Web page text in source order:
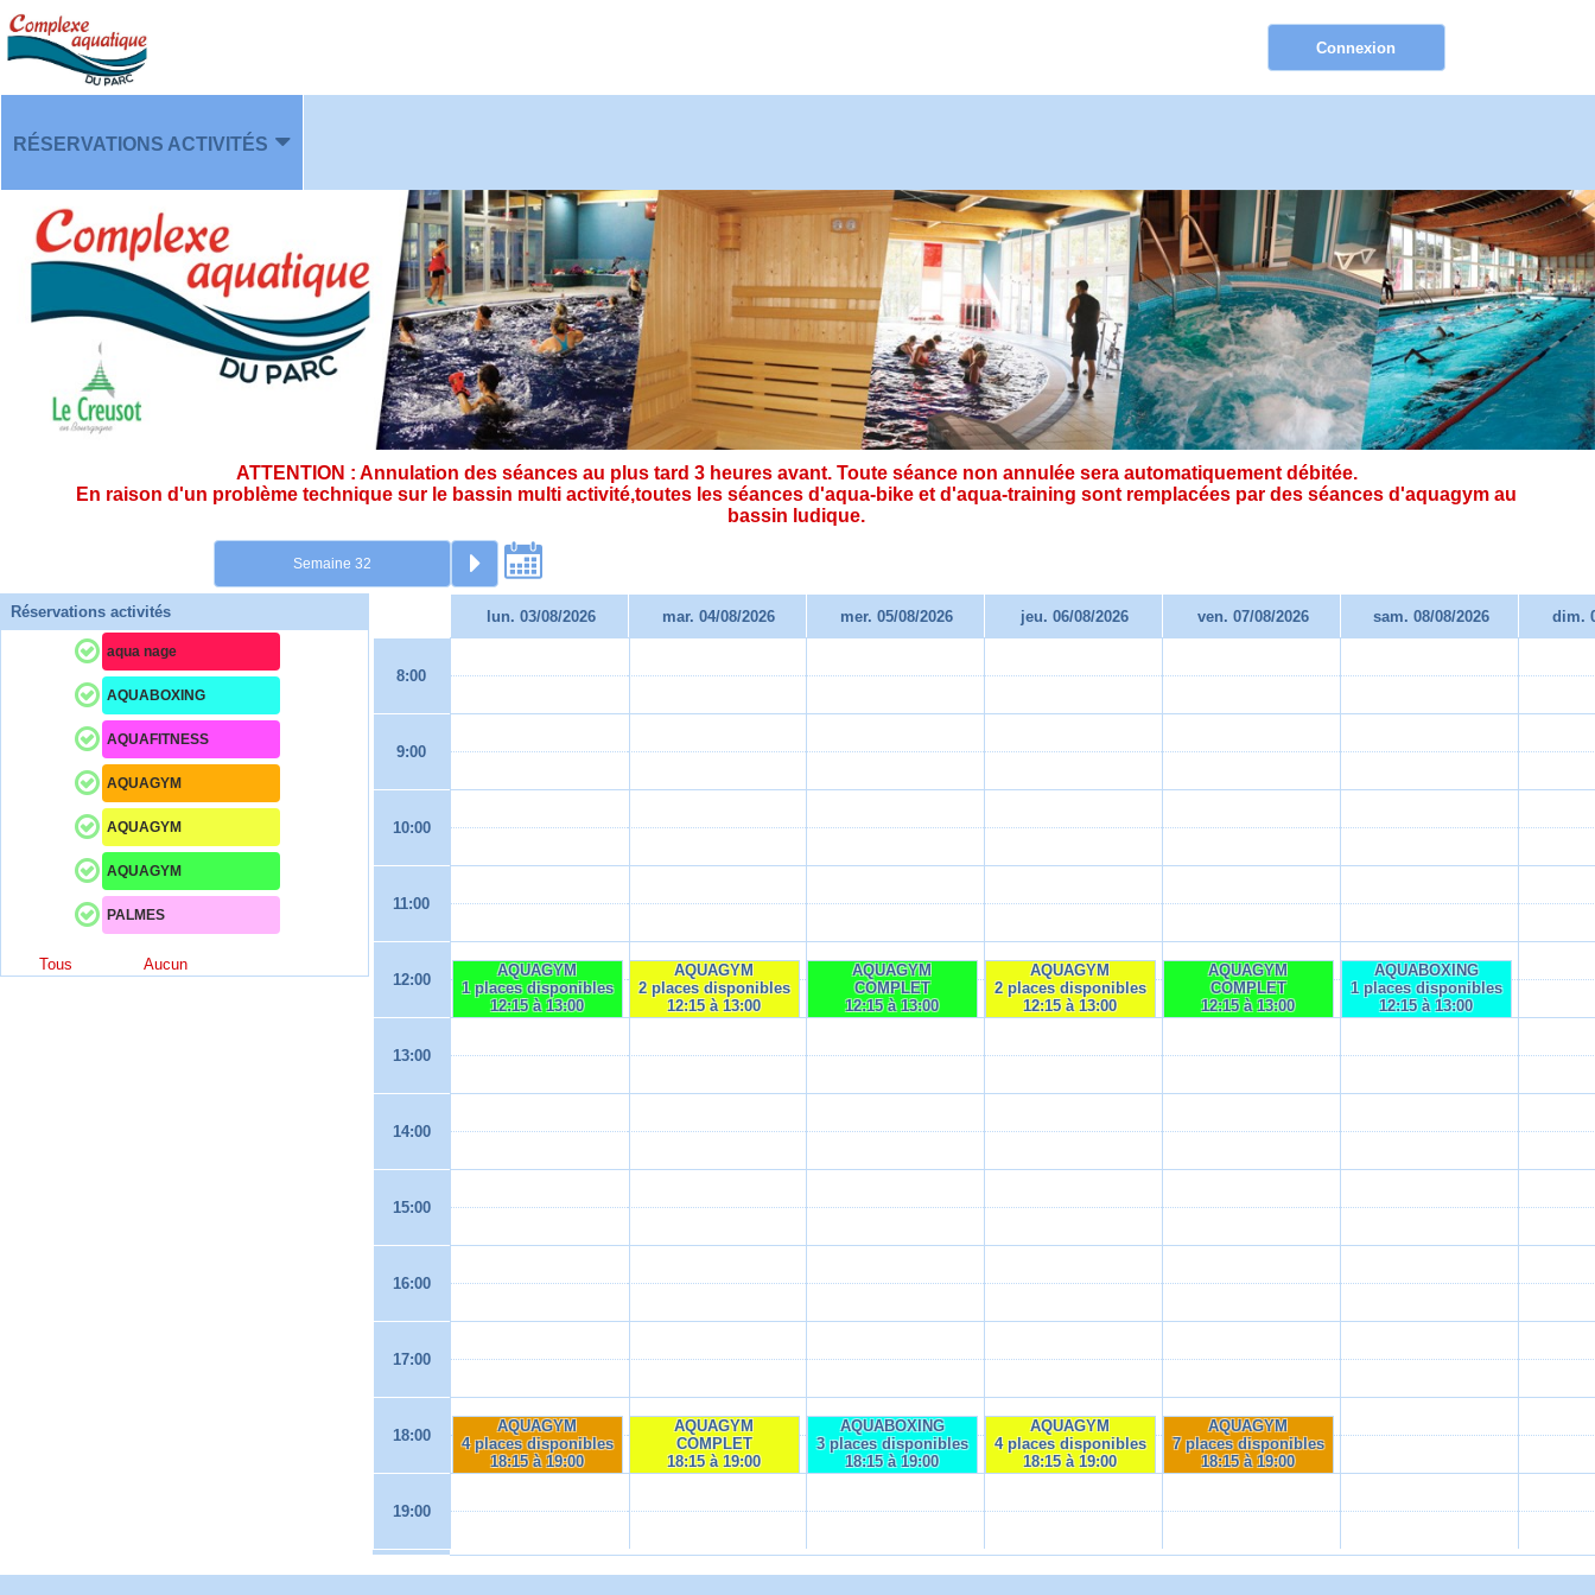
RÉSERVATIONS ACTIVITÉS
PLANNING
ATTENTION : Annulation des séances au plus tard 3 heures avant. Toute séance non annulée sera automatiquement débitée.
En raison d'un problème technique sur le bassin multi activité,toutes les séances d'aqua-bike et d'aqua-training sont remplacées par des séances d'aquagym au
bassin ludique.
Réservations activités
aqua nage
AQUABOXING
AQUAFITNESS
AQUAGYM
AQUAGYM
AQUAGYM
PALMES
Tous Aucun
lun. 03/08/2026 mar. 04/08/2026 mer. 05/08/2026 jeu. 06/08/2026 ven. 07/08/2026 sam. 08/08/2026 dim.
8:00
9:00
10:00
11:00
12:00
13:00
14:00
15:00
16:00
17:00
18:00
19:00
AQUAGYM
1 places disponibles
12:15 à 13:00
AQUAGYM
4 places disponibles
18:15 à 19:00
AQUAGYM
2 places disponibles
12:15 à 13:00
AQUAGYM
COMPLET
18:15 à 19:00
AQUAGYM
COMPLET
12:15 à 13:00
AQUABOXING
3 places disponibles
18:15 à 19:00
AQUAGYM
2 places disponibles
12:15 à 13:00
AQUAGYM
4 places disponibles
18:15 à 19:00
AQUAGYM
COMPLET
12:15 à 13:00
AQUAGYM
7 places disponibles
18:15 à 19:00
AQUABOXING
1 places disponibles
12:15 à 13:00